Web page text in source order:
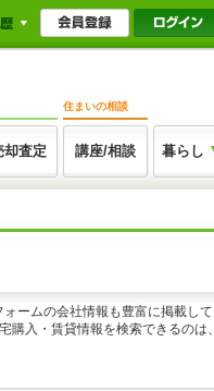
却査定
住まいの相談
講座/相談 暮らし
ームの会社情報も豊富に掲載して
入・賃貸情報を検索できるのは、